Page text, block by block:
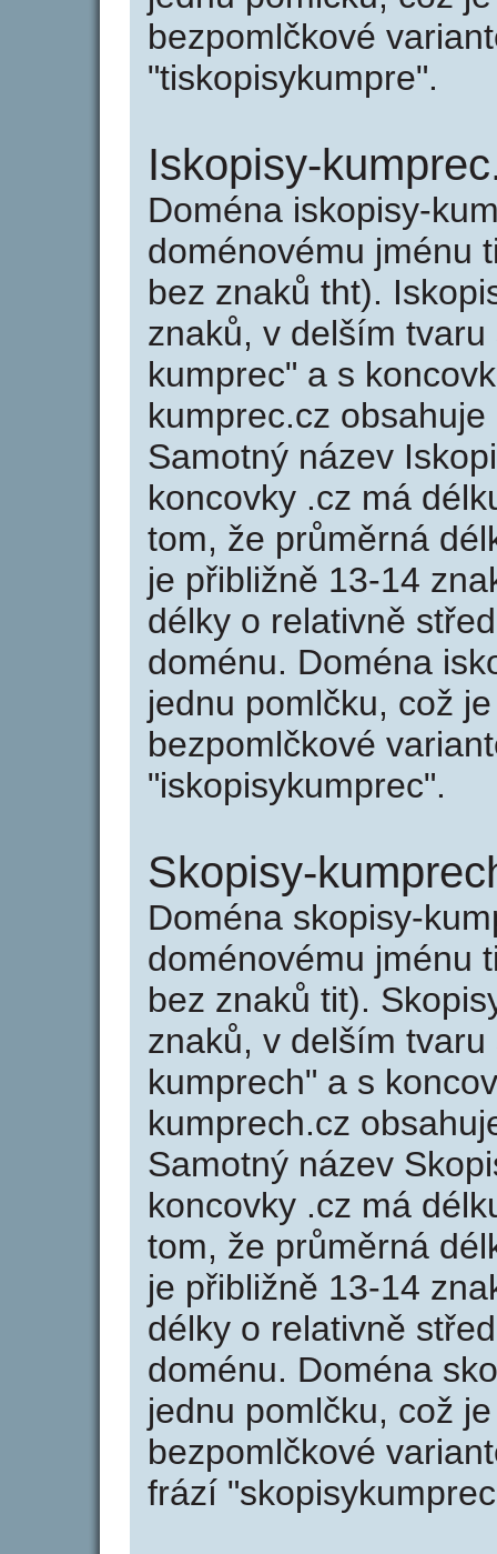
bezpomlčkové
"tiskopisykumpre".
Iskopisy-
Doména iskopisy-
doménovému jménu
bez znaků tht).
znaků, v delším
kumprec" a s
kumprec.cz
Samotný název
koncovky .cz má
tom, že průměrná
je přibližně 13-14
délky o relativně
doménu. Doména
jednu pomlčku, což
bezpomlčkové
"iskopisykumprec".
Skopisy-
Doména skopisy-
doménovému jménu
bez znaků tit).
znaků, v delším
kumprech" a s
kumprech.cz
Samotný název
koncovky .cz má
tom, že průměrná
je přibližně 13-14
délky o relativně
doménu. Doména
jednu pomlčku, což
bezpomlčkové
frází